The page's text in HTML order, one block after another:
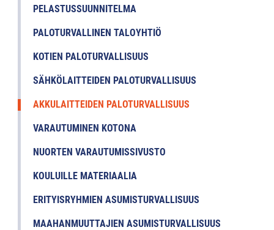
PELASTUSSUUNNITELMA
PALOTURVALLINEN TALOYHTIÖ
KOTIEN PALOTURVALLISUUS
SÄHKÖLAITTEIDEN PALOTURVALLISUUS
AKKULAITTEIDEN PALOTURVALLISUUS
VARAUTUMINEN KOTONA
NUORTEN VARAUTUMISSIVUSTO
KOULUILLE MATERIAALIA
ERITYISRYHMIEN ASUMISTURVALLISUUS
MAAHANMUUTTAJIEN ASUMISTURVALLISUUS